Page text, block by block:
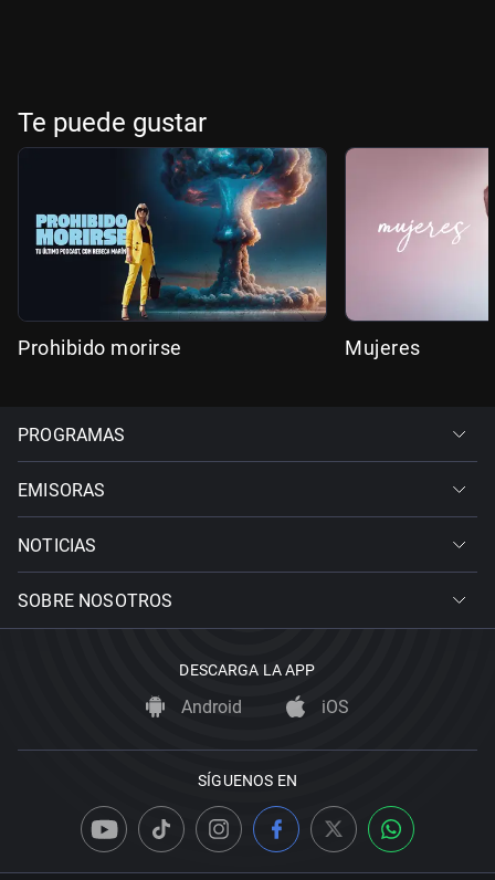
Te puede gustar
Prohibido morirse Mujeres
PROGRAMAS
EMISORAS
NOTICIAS
SOBRE NOSOTROS
DESCARGA LA APP
Android iOS
SÍGUENOS EN